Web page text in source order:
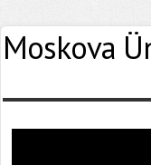
Moskova
Yaşadığınız Hatanın Ayrıntıları